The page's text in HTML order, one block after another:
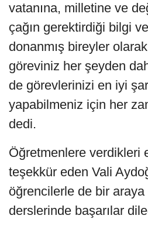
vatanına, milletine ve
çağın gerektirdiği bilgi
donanmış bireyler
göreviniz her şeyden
de görevlerinizi en iyi
yapabilmeniz için her
dedi.
Öğretmenlere verdikleri
teşekkür eden Vali
öğrencilerle de bir
derslerinde başarılar